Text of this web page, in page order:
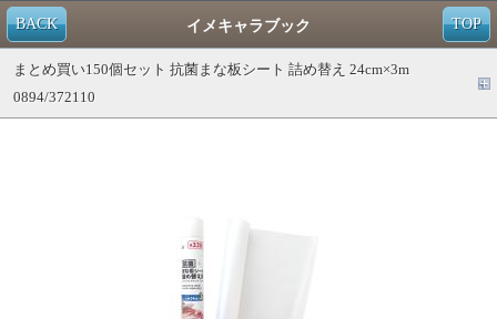
TOP
BACK イメキャラブック
まとめ買い150個セット 抗菌まな板シート 詰め替え 24cm×3m
0894/372110